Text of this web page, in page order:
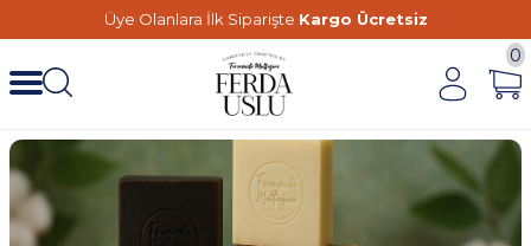
Üye Olanlara İlk Siparişte Kargo Ücretsiz
0